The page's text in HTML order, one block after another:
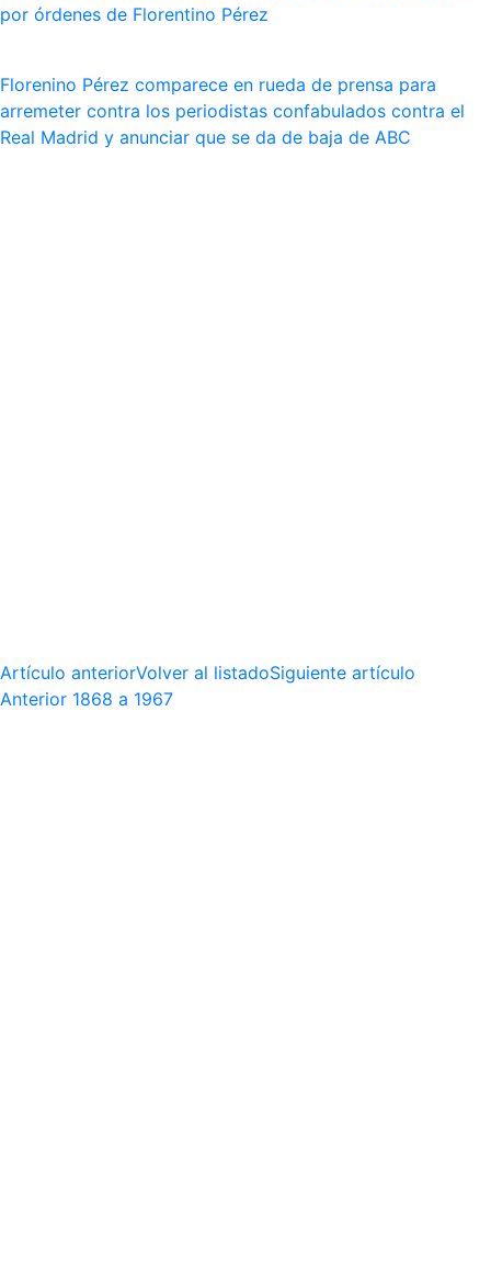
por órdenes de Florentino Pérez
Florenino Pérez comparece en rueda de prensa para
arremeter contra los periodistas confabulados contra el
Real Madrid y anunciar que se da de baja de ABC
Artículo anteriorVolver al listadoSiguiente artículo
Anterior 1868 a 1967